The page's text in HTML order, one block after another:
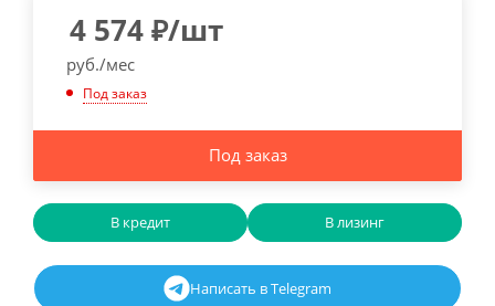
4 574₽/шт
руб./мес
Под заказ
Под заказ
В кредит В лизинг
Написать в Telegram